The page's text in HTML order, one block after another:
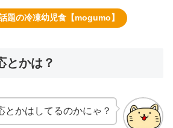
題の冷凍幼児食【mogumo】
とかは？
とかはしてるのかにゃ？